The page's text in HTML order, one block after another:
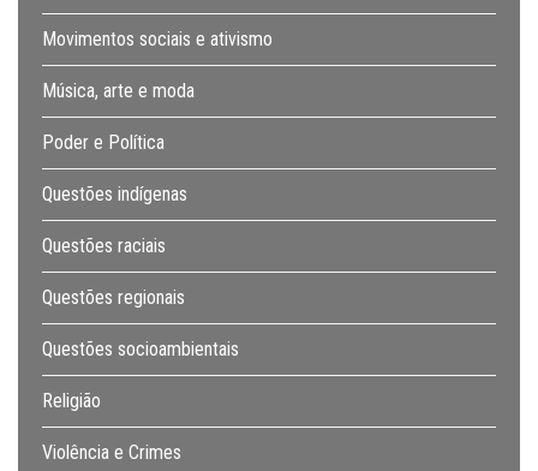
Movimentos sociais e ativismo
Música, arte e moda
Poder e Política
Questões indígenas
Questões raciais
Questões regionais
Questões socioambientais
Religião
Violência e Crimes